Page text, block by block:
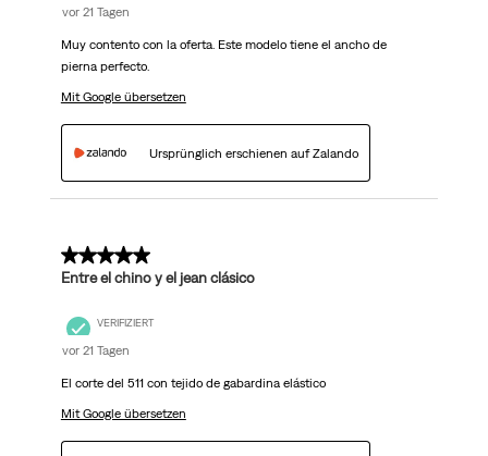
vor 21 Tagen
Muy contento con la oferta. Este modelo tiene el ancho de
pierna perfecto.
Mit Google übersetzen
Ursprünglich erschienen auf Zalando
5 von 5 Sternen.
Entre el chino y el jean clásico
VERIFIZIERT
vor 21 Tagen
El corte del 511 con tejido de gabardina elástico
Mit Google übersetzen